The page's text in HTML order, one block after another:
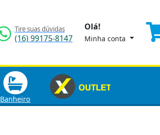
Tire suas dúvidas
(16) 99175-8147
Olá!
Minha conta
Banheiro